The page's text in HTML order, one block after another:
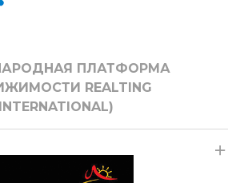
ПЛАТФОРМА
REALTING